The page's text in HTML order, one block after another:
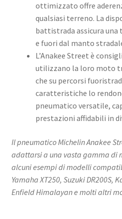
ottimizzato offre
qualsiasi terreno. La
battistrada assicura
e fuori dal manto
L’Anakee Street è
utilizzano la loro moto
che su percorsi
caratteristiche lo
pneumatico versatile,
prestazioni affidabili in
Il pneumatico Michelin Anakee
adattarsi a una vasta gamma di
alcuni esempi di modelli
Yamaha XT250, Suzuki DR200S,
Enfield Himalayan e molti altri